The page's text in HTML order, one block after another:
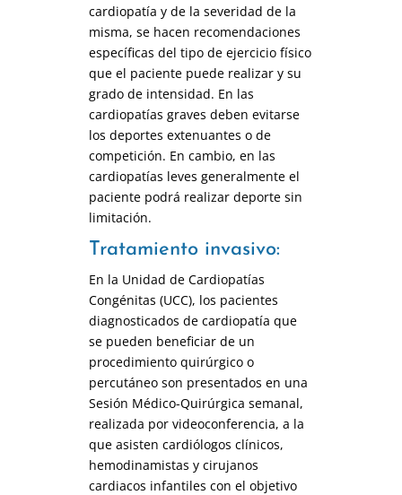
cardiopatía y de la severidad de la
misma, se hacen recomendaciones
específicas del tipo de ejercicio físico
que el paciente puede realizar y su
grado de intensidad. En las
cardiopatías graves deben evitarse
los deportes extenuantes o de
competición. En cambio, en las
cardiopatías leves generalmente el
paciente podrá realizar deporte sin
limitación.
Tratamiento invasivo:
En la Unidad de Cardiopatías
Congénitas (UCC), los pacientes
diagnosticados de cardiopatía que
se pueden beneficiar de un
procedimiento quirúrgico o
percutáneo son presentados en una
Sesión Médico-Quirúrgica semanal,
realizada por videoconferencia, a la
que asisten cardiólogos clínicos,
hemodinamistas y cirujanos
cardiacos infantiles con el objetivo